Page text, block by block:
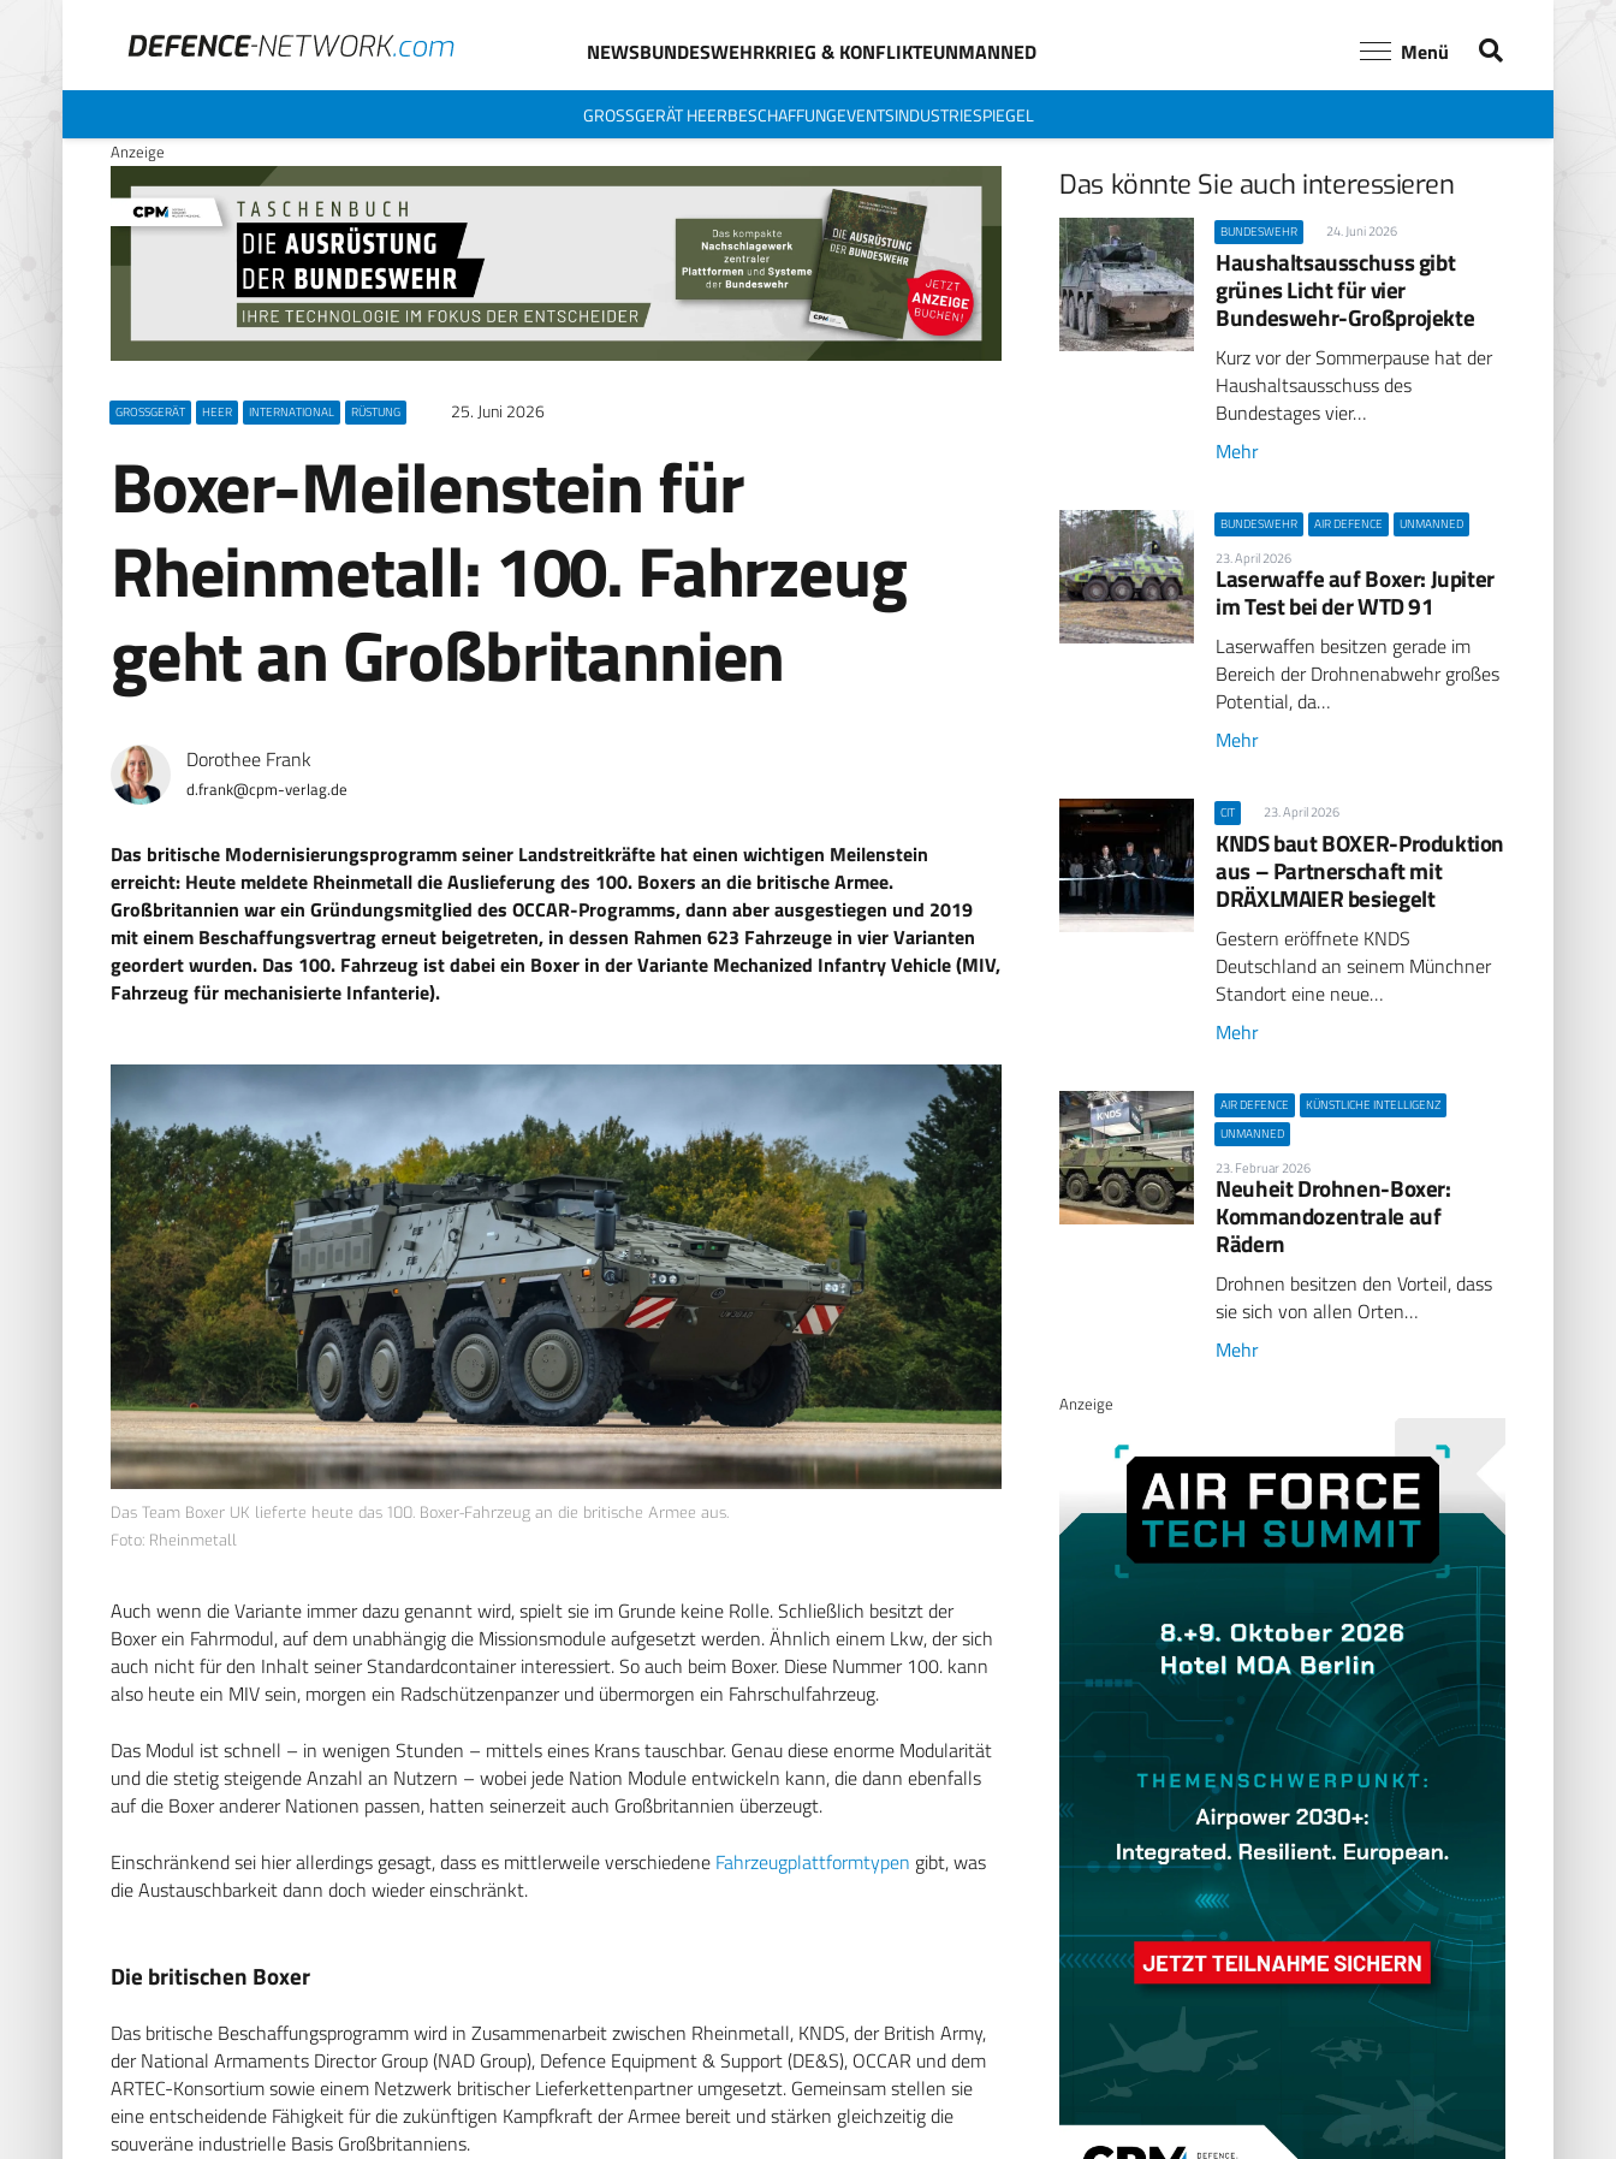
NEWSBUNDESWEHRKRIEG & KONFLIKTEUNMANNED Menü
GROSSGERÄT HEERBESCHAFFUNGEVENTSINDUSTRIESPIEGEL
Anzeige
GROSSGERÄT HEER INTERNATIONAL RÜSTUNG 25. Juni 2026
Boxer-Meilenstein für
Rheinmetall: 100. Fahrzeug
geht an Großbritannien
Dorothee Frank
d.frank@cpm-verlag.de
Das britische Modernisierungsprogramm seiner Landstreitkräfte hat einen wichtigen Meilenstein
erreicht: Heute meldete Rheinmetall die Auslieferung des 100. Boxers an die britische Armee.
Großbritannien war ein Gründungsmitglied des OCCAR-Programms, dann aber ausgestiegen und 2019
mit einem Beschaffungsvertrag erneut beigetreten, in dessen Rahmen 623 Fahrzeuge in vier Varianten
geordert wurden. Das 100. Fahrzeug ist dabei ein Boxer in der Variante Mechanized Infantry Vehicle (MIV,
Fahrzeug für mechanisierte Infanterie).
Das Team Boxer UK lieferte heute das 100. Boxer-Fahrzeug an die britische Armee aus.
Foto: Rheinmetall
Auch wenn die Variante immer dazu genannt wird, spielt sie im Grunde keine Rolle. Schließlich besitzt der
Boxer ein Fahrmodul, auf dem unabhängig die Missionsmodule aufgesetzt werden. Ähnlich einem Lkw, der sich
auch nicht für den Inhalt seiner Standardcontainer interessiert. So auch beim Boxer. Diese Nummer 100. kann
also heute ein MIV sein, morgen ein Radschützenpanzer und übermorgen ein Fahrschulfahrzeug.
Das Modul ist schnell – in wenigen Stunden – mittels eines Krans tauschbar. Genau diese enorme Modularität
und die stetig steigende Anzahl an Nutzern – wobei jede Nation Module entwickeln kann, die dann ebenfalls
auf die Boxer anderer Nationen passen, hatten seinerzeit auch Großbritannien überzeugt.
Einschränkend sei hier allerdings gesagt, dass es mittlerweile verschiedene Fahrzeugplattformtypen gibt, was
die Austauschbarkeit dann doch wieder einschränkt.
Die britischen Boxer
Das britische Beschaffungsprogramm wird in Zusammenarbeit zwischen Rheinmetall, KNDS, der British Army,
der National Armaments Director Group (NAD Group), Defence Equipment & Support (DE&S), OCCAR und dem
ARTEC-Konsortium sowie einem Netzwerk britischer Lieferkettenpartner umgesetzt. Gemeinsam stellen sie
eine entscheidende Fähigkeit für die zukünftigen Kampfkraft der Armee bereit und stärken gleichzeitig die
souveräne industrielle Basis Großbritanniens.
Das könnte Sie auch interessieren
BUNDESWEHR 24. Juni 2026
Haushaltsausschuss gibt
grünes Licht für vier
Bundeswehr-Großprojekte
Kurz vor der Sommerpause hat der
Haushaltsausschuss des
Bundestages vier…
Mehr
BUNDESWEHR AIR DEFENCE UNMANNED
23. April 2026
Laserwaffe auf Boxer: Jupiter
im Test bei der WTD 91
Laserwaffen besitzen gerade im
Bereich der Drohnenabwehr großes
Potential, da…
Mehr
CIT 23. April 2026
KNDS baut BOXER-Produktion
aus – Partnerschaft mit
DRÄXLMAIER besiegelt
Gestern eröffnete KNDS
Deutschland an seinem Münchner
Standort eine neue…
Mehr
AIR DEFENCE
KÜNSTLICHE INTELLIGENZ
UNMANNED
23. Februar 2026
Neuheit Drohnen-Boxer:
Kommandozentrale auf
Rädern
Drohnen besitzen den Vorteil, dass
sie sich von allen Orten…
Mehr
Anzeige